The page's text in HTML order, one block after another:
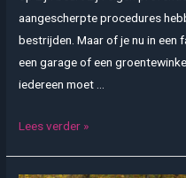
aangescherpte procedures
bestrijden. Maar of je nu in een
een garage of een
iedereen moet …
Brandveiligheid
Lees verder »